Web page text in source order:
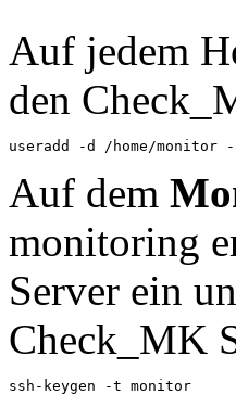
Auf jedem
den
useradd -d /home/monitor
Auf dem
monitoring
Server ein
Check_MK
ssh-keygen -t monitor